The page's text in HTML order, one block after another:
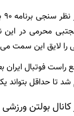
محرمی در این
را لایق این سمت می
راست فوتبال
تا حداقل
بولتن ورزشی